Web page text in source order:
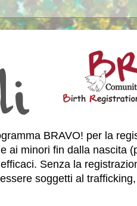
BRAVO! per la
ai minori fin dalla nascita
Senza la
soggetti al